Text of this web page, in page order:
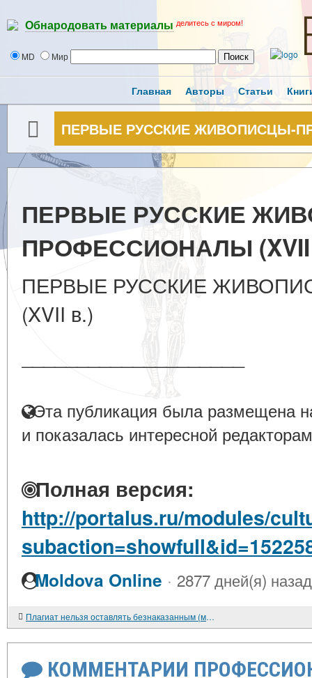
Обнародовать материалы делитесь с миром!
MD Мир
Главная Авторы Статьи
ПЕРВЫЕ РУССКИЕ ЖИВОПИСЦЫ-
ПЕРВЫЕ РУССКИЕ
ПРОФЕССИОНАЛЫ (XVII
ПЕРВЫЕ РУССКИЕ
(XVII в.)
Эта публикация была размещена
и показалась интересной
Полная версия:
http://portalus.ru/modules/
Moldova Online · 2877 дней(я) назад
Плагиат нельзя оставлять безнаказанным (мнение)
КОММЕНТАРИИ